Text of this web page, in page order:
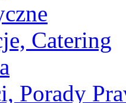
Catering
Porady